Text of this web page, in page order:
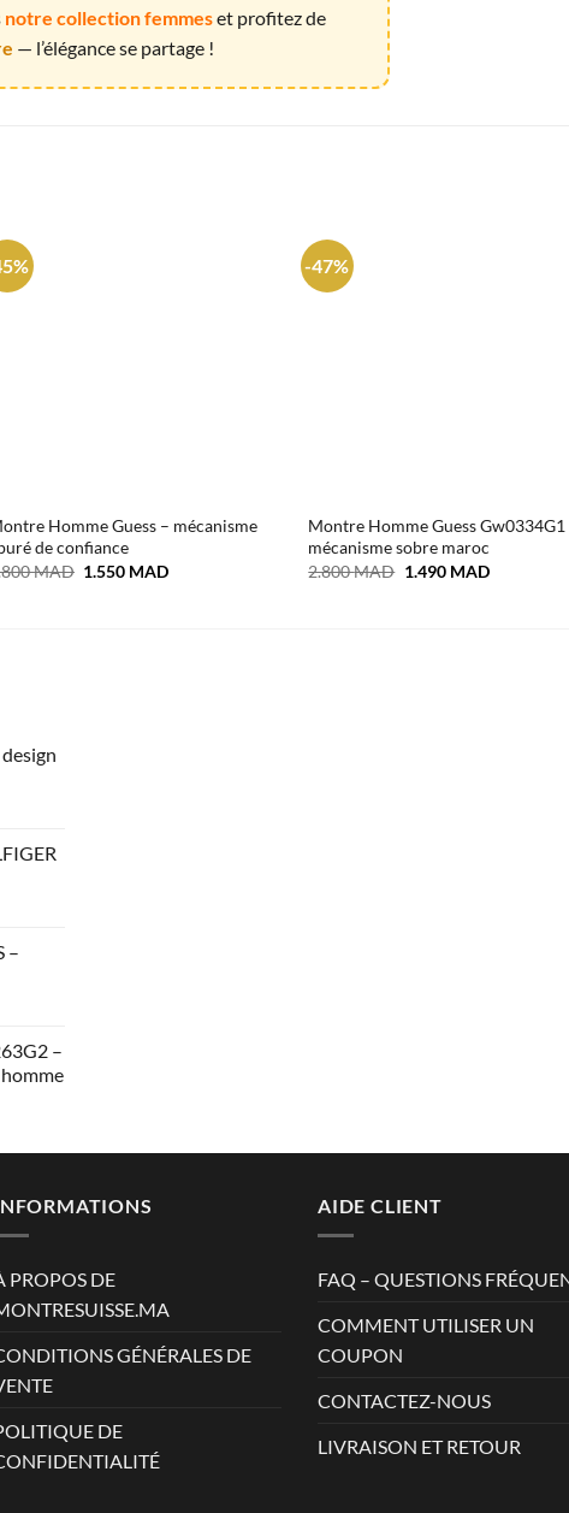
notre collection femmeset profitez de
— l’élégance se partage !
Homme Guess – mécanisme
de confiance
MAD Le
1.550 MADLe
-47%
Montre Homme Guess Gw0334G1
mécanisme sobre maroc
2.800MAD Le
1.490 MADLe
MAD.
MAD.
–
MAD.
–
MAD.
PROPOS DE
GÉNÉRALES DE
DE
AIDE CLIENT
FAQ – QUESTIONS
COMMENT UTILISER UN
COUPON
CONTACTEZ-NOUS
LIVRAISON ET RETOUR